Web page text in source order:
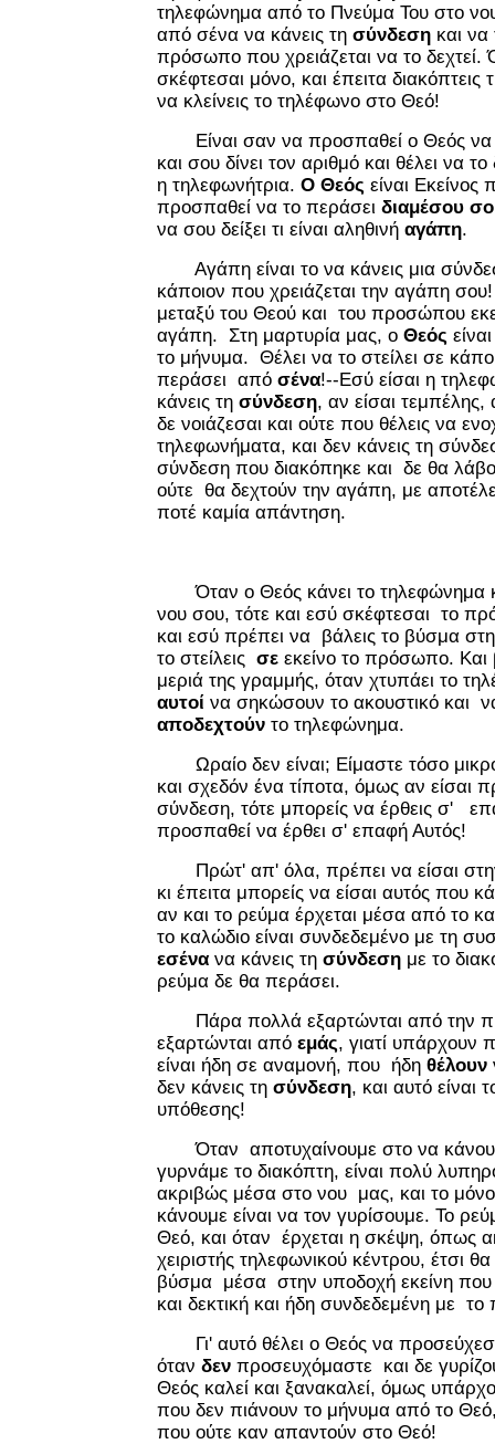
τηλεφώνημα από το Πνεύμα Του στο
από σένα να κάνεις τη σύνδεση και να
πρόσωπο που χρειάζεται να το
σκέφτεσαι μόνο, και έπειτα διακόπτεις
να κλείνεις το τηλέφωνο στο Θεό!
Είναι σαν να προσπαθεί ο Θεός να
και σου δίνει τον αριθμό και θέλει να
η τηλεφωνήτρια. Ο Θεός είναι
προσπαθεί να το περάσει διαμέσου
να σου δείξει τι είναι αληθινή αγάπη.
Αγάπη είναι το να κάνεις μια
κάποιον που χρειάζεται την αγάπη
μεταξύ του Θεού και του προσώπου
αγάπη. Στη μαρτυρία μας, ο Θεός
το μήνυμα. Θέλει να το στείλει σε
περάσει από σένα!--Εσύ είσαι η
κάνεις τη σύνδεση, αν είσαι τεμπέλης,
δε νοιάζεσαι και ούτε που θέλεις να
τηλεφωνήματα, και δεν κάνεις τη
σύνδεση που διακόπηκε και δε θα
ούτε θα δεχτούν την αγάπη, με
ποτέ καμία απάντηση.
Όταν ο Θεός κάνει το τηλεφώνημα
νου σου, τότε και εσύ σκέφτεσαι το
και εσύ πρέπει να βάλεις το βύσμα
το στείλεις σε εκείνο το πρόσωπο. Και
μεριά της γραμμής, όταν χτυπάει το
αυτοί να σηκώσουν το ακουστικό και
αποδεχτούν το τηλεφώνημα.
Ωραίο δεν είναι; Είμαστε τόσο
και σχεδόν ένα τίποτα, όμως αν είσαι
σύνδεση, τότε μπορείς να έρθεις σ'
προσπαθεί να έρθει σ' επαφή Αυτός!
Πρώτ' απ' όλα, πρέπει να είσαι
κι έπειτα μπορείς να είσαι αυτός που
αν και το ρεύμα έρχεται μέσα από το
το καλώδιο είναι συνδεδεμένο με τη
εσένα να κάνεις τη σύνδεση με το
ρεύμα δε θα περάσει.
Πάρα πολλά εξαρτώνται από την
εξαρτώνται από εμάς, γιατί υπάρχουν
είναι ήδη σε αναμονή, που ήδη θέλουν
δεν κάνεις τη σύνδεση, και αυτό είναι
υπόθεσης!
Όταν αποτυχαίνουμε στο να
γυρνάμε το διακόπτη, είναι πολύ
ακριβώς μέσα στο νου μας, και το
κάνουμε είναι να τον γυρίσουμε. Το
Θεό, και όταν έρχεται η σκέψη, όπως
χειριστής τηλεφωνικού κέντρου, έτσι
βύσμα μέσα στην υποδοχή εκείνη που
και δεκτική και ήδη συνδεδεμένη με
Γι' αυτό θέλει ο Θεός να
όταν δεν προσευχόμαστε και δε
Θεός καλεί και ξανακαλεί, όμως
που δεν πιάνουν το μήνυμα από το
που ούτε καν απαντούν στο Θεό!